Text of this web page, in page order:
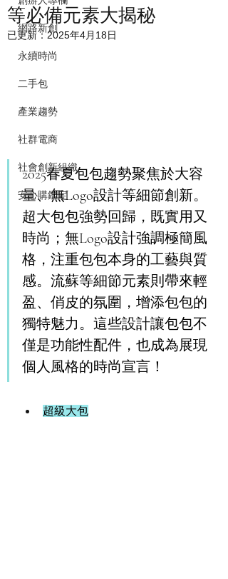
網路新創
永續時尚
二手包
產業趨勢
社群電商
社會創新組織
安心購鑑定
等必備元素大揭秘
已更新：2025年4月18日
2025春夏包包趨勢聚焦於大容
量、無Logo設計等細節創新。
超大包包強勢回歸，既實用又
時尚；無Logo設計強調極簡風
格，注重包包本身的工藝與質
感。流蘇等細節元素則帶來輕
盈、俏皮的氛圍，增添包包的
獨特魅力。這些設計讓包包不
僅是功能性配件，也成為展現
個人風格的時尚宣言！
超級大包